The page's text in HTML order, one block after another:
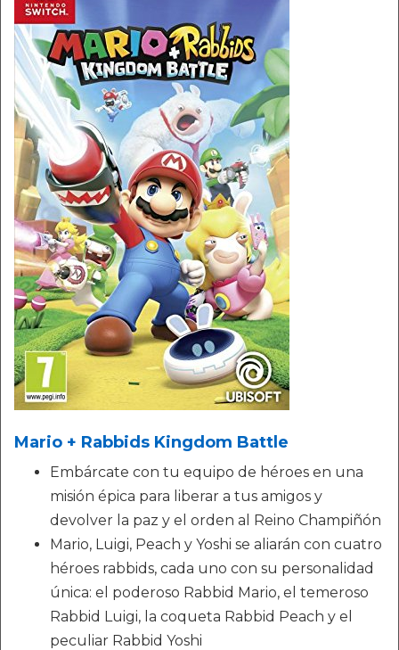
Mario + Rabbids Kingdom Battle
Embárcate con tu equipo de héroes en una
misión épica para liberar a tus amigos y
devolver la paz y el orden al Reino Champiñón
Mario, Luigi, Peach y Yoshi se aliarán con cuatro
héroes rabbids, cada uno con su personalidad
única: el poderoso Rabbid Mario, el temeroso
Rabbid Luigi, la coqueta Rabbid Peach y el
peculiar Rabbid Yoshi